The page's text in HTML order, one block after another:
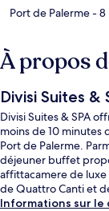
Port de Palerme- 8
À propos
Divisi Suites &
Divisi Suites & SPA
moins de 10 minutes
Port de Palerme.
déjeuner buffet
affittacamere de luxe
de Quattro Canti et
Informations sur